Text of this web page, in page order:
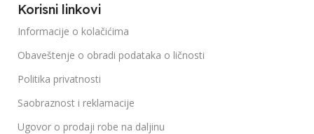
Korisni linkovi
Informacije o kolačićima
Obaveštenje o obradi podataka o ličnosti
Politika privatnosti
Saobraznost i reklamacije
Ugovor o prodaji robe na daljinu